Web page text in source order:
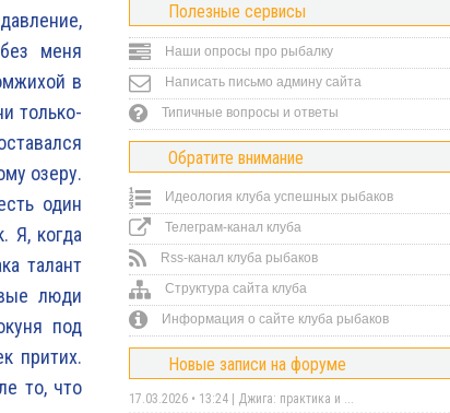
меня
в
только-
озеру.
один
Я, когда
талант
люди
под
притих.
то, что
Полезные сервисы
Наши опросы про рыбалку
Написать письмо админу сайта
Типичные вопросы и ответы
Обратите внимание
Идеология клуба успешных рыбаков
Телеграм-канал клуба
Rss-канал клуба рыбаков
Структура сайта клуба
Информация о сайте клуба рыбаков
Новые записи на форуме
17.03.2026 • 13:24 | Джига: практика и ...